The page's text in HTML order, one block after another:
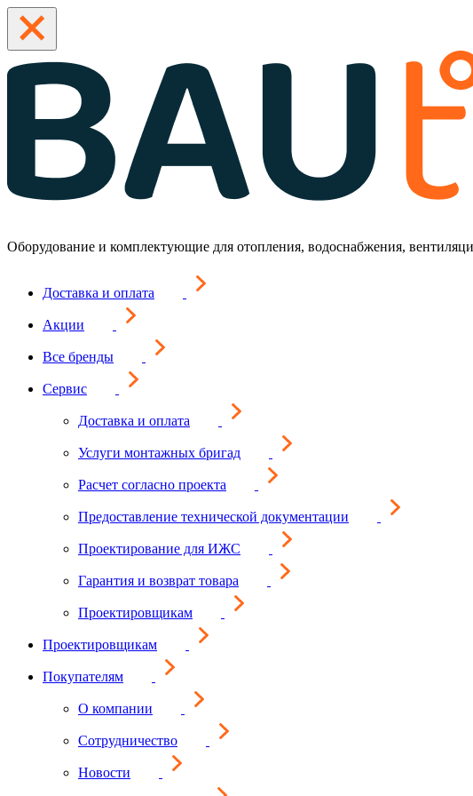
Оборудование и комплектующие для отопления, водоснабжения,
Доставка и оплата
Акции
Все бренды
Сервис
Доставка и оплата
Услуги монтажных бригад
Расчет согласно проекта
Предоставление технической документации
Проектирование для ИЖС
Гарантия и возврат товара
Проектировщикам
Проектировщикам
Покупателям
О компании
Сотрудничество
Новости